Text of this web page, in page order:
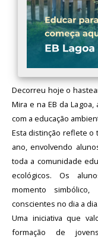
Decorreu hoje o
Mira e na EB da
com a educação
Esta distinção reflete o
ano, envolvendo
toda a comunidade
ecológicos. Os
momento
conscientes no dia a dia.
Uma iniciativa que
formação de